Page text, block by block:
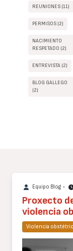
REUNIONES (11)
PERMISOS (2)
NACIMIENTO
RESPETADO (2)
ENTREVISTA (2)
BLOG GALLEGO
(2)
Equipo Blog •
Proxecto
violencia
Violencia